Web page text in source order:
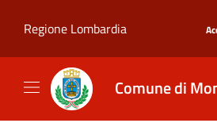
Regione Lombardia
Comune di